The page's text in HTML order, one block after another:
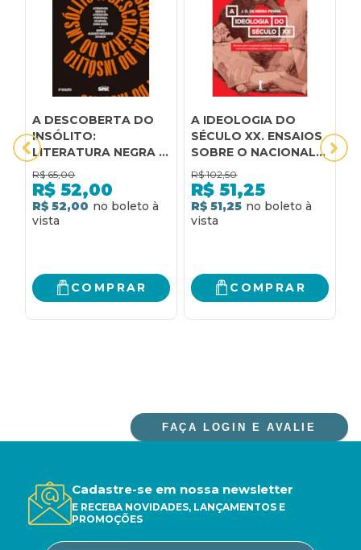
A DESCOBERTA DO
INSÓLITO:
LITERATURA NEGRA E
LITERATURA
PERIFÉRICA NO
BRASIL (1960-2020)
R$ 65,00
R$ 52,00
R$ 52,00
COMPRAR
A IDEOLOGIA DO
SÉCULO XX. ENSAIOS
SOBRE O NACIONAL-
SOCIALISMO, O
MARXISMO, O
TERCEIRO-MUNDISMO
E A IDEOLOGIA
R$ 102,50
R$ 51,25
R$ 51,25
COMPRAR
FAÇA LOGIN E AVALIE
Cadastre-se em nossa newsletter
E RECEBA NOVIDADES, LANÇAMENTOS E
PROMOÇÕES